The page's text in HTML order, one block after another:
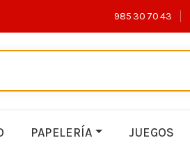
985 30 70 43
PAPELERÍA JUEGOS